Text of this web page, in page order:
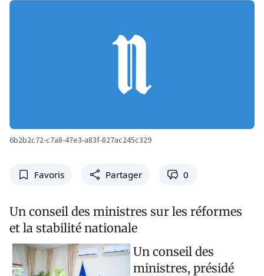
6b2b2c72-c7a8-47e3-a83f-827ac245c329
Favoris Partager 0
Un conseil des ministres sur les réformes
et la stabilité nationale
Un conseil des
ministres, présidé